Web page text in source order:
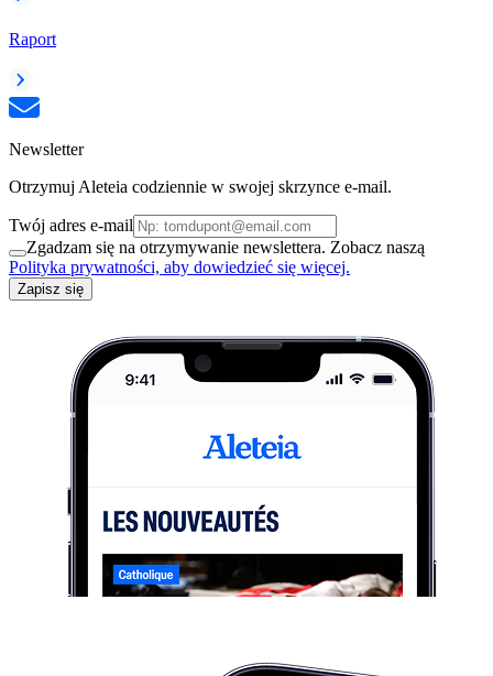
Raport
Newsletter
Otrzymuj Aleteia codziennie w swojej skrzynce e-mail.
Twój adres e-mail
Zgadzam się na otrzymywanie newslettera. Zobacz naszą
Polityka prywatności, aby dowiedzieć się więcej.
Zapisz się